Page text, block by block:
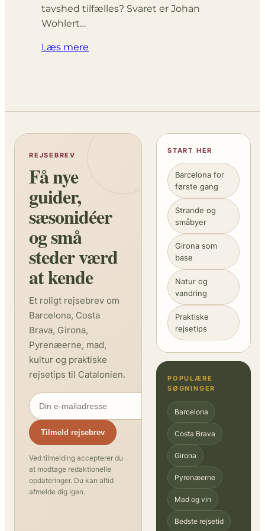
tavshed tilfælles? Svaret er Johan
Wohlert…
Læs mere
REJSEBREV
Få nye
guider,
sæsonidéer
og små
steder værd
at kende
Et roligt rejsebrev om
Barcelona, Costa
Brava, Girona,
Pyrenæerne, mad,
kultur og praktiske
rejsetips til Catalonien.
Tilmeld rejsebrev
Ved tilmelding accepterer du
at modtage redaktionelle
opdateringer. Du kan altid
afmelde dig igen.
START HER
Barcelona for
første gang
Strande og
småbyer
Girona som
base
Natur og
vandring
Praktiske
rejsetips
POPULÆRE
SØGNINGER
Barcelona
Costa Brava
Girona
Pyrenæerne
Mad og vin
Bedste rejsetid